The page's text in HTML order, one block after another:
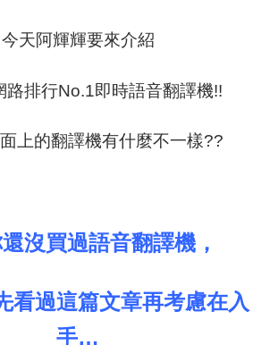
今天阿輝輝要來介紹
路排行No.1即時語音翻譯機!!
上的翻譯機有什麼不一樣??
沒買過語音翻譯機，
看過這篇文章再考慮在入
手…